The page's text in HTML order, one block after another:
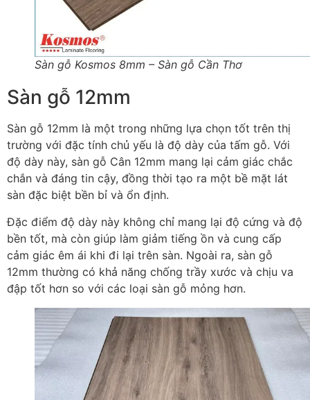
Sàn gỗ Kosmos 8mm – Sàn gỗ Cần Thơ
Sàn gỗ 12mm
Sàn gỗ 12mm là một trong những lựa chọn tốt trên thị
trường với đặc tính chủ yếu là độ dày của tấm gỗ. Với
độ dày này, sàn gỗ Cân 12mm mang lại cảm giác chắc
chắn và đáng tin cậy, đồng thời tạo ra một bề mặt lát
sàn đặc biệt bền bỉ và ổn định.
Đặc điểm độ dày này không chỉ mang lại độ cứng và độ
bền tốt, mà còn giúp làm giảm tiếng ồn và cung cấp
cảm giác êm ái khi đi lại trên sàn. Ngoài ra, sàn gỗ
12mm thường có khả năng chống trầy xước và chịu va
đập tốt hơn so với các loại sàn gỗ mỏng hơn.